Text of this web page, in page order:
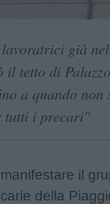
già
il tetto di
a quando non
tutti i precari"
il
della